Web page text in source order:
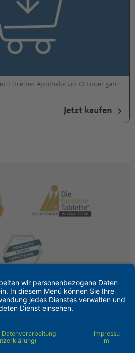
in einer Apotheke vor Ort oder ganz
Jetzt kaufen